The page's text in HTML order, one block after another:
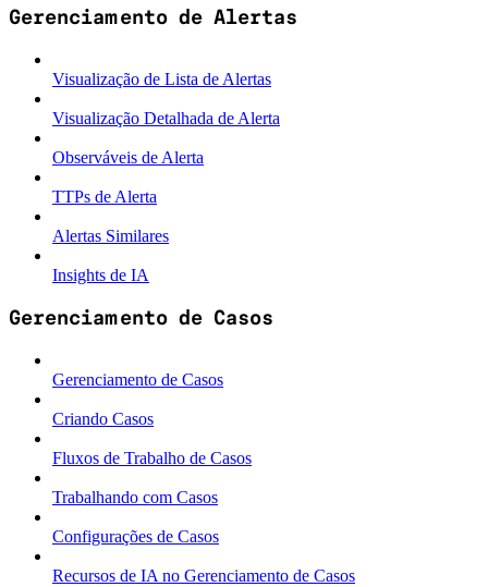
Gerenciamento de Alertas
Visualização de Lista de Alertas
Visualização Detalhada de Alerta
Observáveis de Alerta
TTPs de Alerta
Alertas Similares
Insights de IA
Gerenciamento de Casos
Gerenciamento de Casos
Criando Casos
Fluxos de Trabalho de Casos
Trabalhando com Casos
Configurações de Casos
Recursos de IA no Gerenciamento de Casos